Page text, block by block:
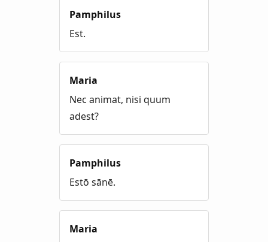
Pamphilus
Est.
Maria
Nec animat, nisi quum
adest?
Pamphilus
Estō sānē.
Maria